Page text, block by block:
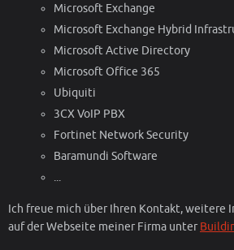
Microsoft Exchange
Microsoft Exchange Hybrid
Microsoft Active Directory
Microsoft Office 365
Ubiquiti
3CX VoIP PBX
Fortinet Network Security
Baramundi Software
...
Ich freue mich über Ihren Kontakt, weitere
auf der Webseite meiner Firma unter